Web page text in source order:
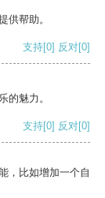
供帮助。
支持[0] 反对[0]
的魅力。
支持[0] 反对[0]
，比如增加一个自